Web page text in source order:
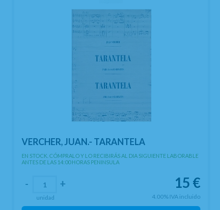
VERCHER, JUAN.- TARANTELA
EN STOCK. CÓMPRALO Y LO RECIBIRÁS AL DIA SIGUIENTE LABORABLE
ANTES DE LAS 14:00 HORAS PENINSULA
15 €
4.00% IVA incluido
- +
unidad